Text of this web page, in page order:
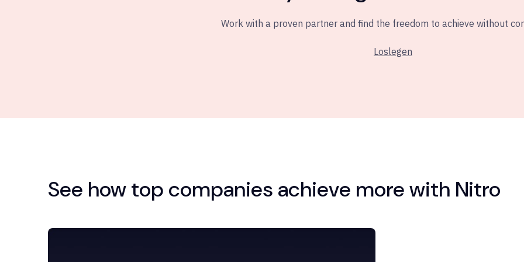
Work with a proven partner and find the freedom to achieve without
Loslegen
See how top companies achieve more with Nitro